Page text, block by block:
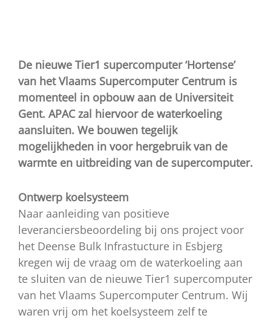
De nieuwe Tier1 supercomputer ‘Hortense’
van het Vlaams Supercomputer Centrum is
momenteel in opbouw aan de Universiteit
Gent. APAC zal hiervoor de waterkoeling
aansluiten. We bouwen tegelijk
mogelijkheden in voor hergebruik van de
warmte en uitbreiding van de supercomputer.
Ontwerp koelsysteem
Naar aanleiding van positieve
leveranciersbeoordeling bij ons project voor
het Deense Bulk Infrastucture in Esbjerg
kregen wij de vraag om de waterkoeling aan
te sluiten van de nieuwe Tier1 supercomputer
van het Vlaams Supercomputer Centrum. Wij
waren vrij om het koelsysteem zelf te